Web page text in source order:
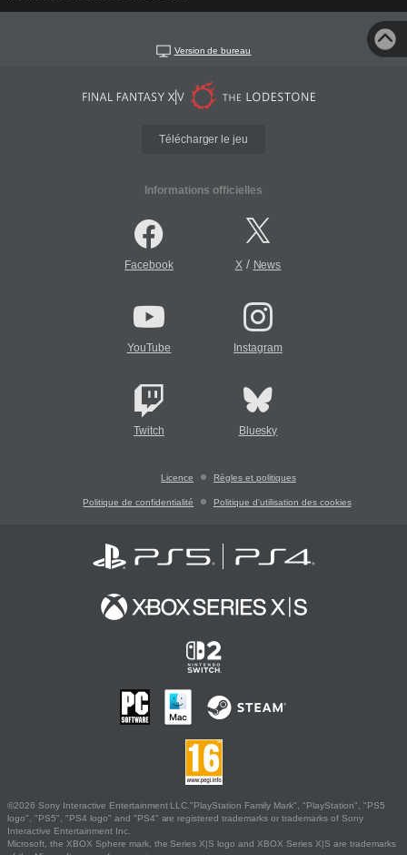
Version de bureau
Télécharger le jeu
Informations officielles
Facebook X/ News
YouTube Instagram
Twitch Bluesky
Licence Règles et politiques
Politique de confidentialité Politique d'utilisation des cookies
©2026 Sony Interactive Entertainment LLC."PlayStation Family Mark", "PlayStation", "PS5
logo", "PS5", "PS4 logo" and "PS4" are registered trademarks or trademarks of Sony
Interactive Entertainment Inc.
Microsoft, the XBOX Sphere mark, the Series X|S logo and XBOX Series X|S are trademarks